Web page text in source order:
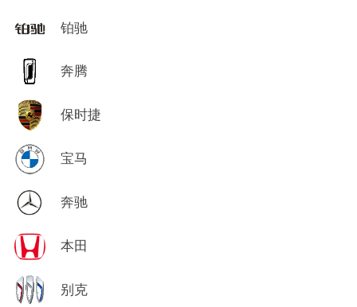
铂驰
奔腾
保时捷
宝马
奔驰
本田
别克